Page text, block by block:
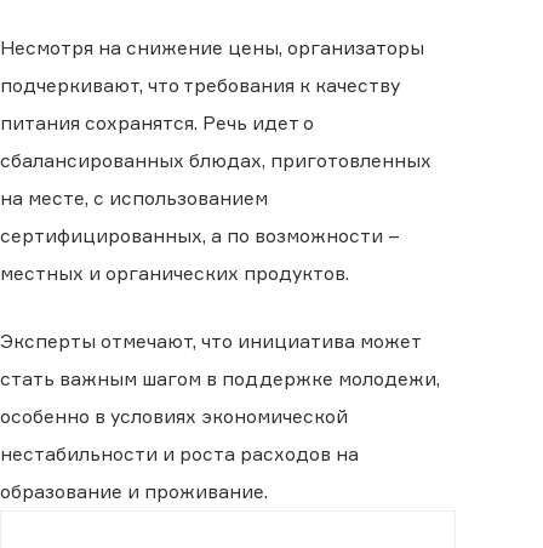
Несмотря на снижение цены, организаторы
подчеркивают, что требования к качеству
питания сохранятся. Речь идет о
сбалансированных блюдах, приготовленных
на месте, с использованием
сертифицированных, а по возможности –
местных и органических продуктов.
Эксперты отмечают, что инициатива может
стать важным шагом в поддержке молодежи,
особенно в условиях экономической
нестабильности и роста расходов на
образование и проживание.